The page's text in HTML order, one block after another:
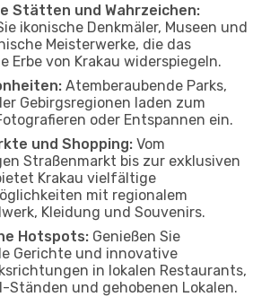
Stätten und Wahrzeichen:
ikonische Denkmäler, Museen und
Meisterwerke, die das
Erbe von Krakau widerspiegeln.
Atemberaubende Parks,
Gebirgsregionen laden zum
oder Entspannen ein.
und Shopping: Vom
Straßenmarkt bis zur exklusiven
Krakau vielfältige
mit regionalem
Kleidung und Souvenirs.
Hotspots: Genießen Sie
Gerichte und innovative
in lokalen Restaurants,
und gehobenen Lokalen.